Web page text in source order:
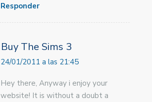
Responder
Buy The Sims 3
24/01/2011 a las 21:45
Hey there, Anyway i enjoy your
website! It is without a doubt a